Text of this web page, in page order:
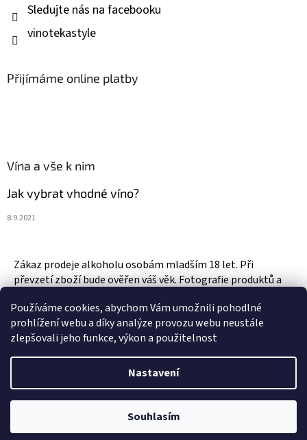
Používáme cookies, abychom Vám umožnili pohodlné
prohlížení webu a díky analýze provozu webu neustále
zlepšovali jeho funkce, výkon a použitelnost
Nastavení
Souhlasím
Sledujte nás na facebooku
vinotekastyle
Přijímáme online platby
Vína a vše k nim
Jak vybrat vhodné víno?
8.9.2021
Zákaz prodeje alkoholu osobám mladším 18 let. Při
převzetí zboží bude ověřen váš věk. Fotografie produktů a
Copyright 2026Vinotéka & Alkotéka Style. Všechna práva
Upravit nastavení cookies